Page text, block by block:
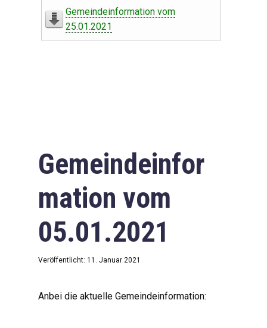
Gemeindeinformation vom
25.01.2021
Gemeindeinfor
mation vom
05.01.2021
Veröffentlicht: 11. Januar 2021
Anbei die aktuelle Gemeindeinformation: